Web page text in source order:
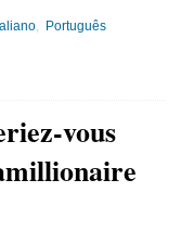
Português
vous